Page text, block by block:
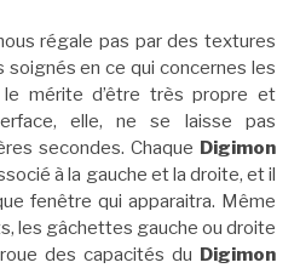
régale pas par des textures
en ce qui concernes les
mérite d’être très propre et
elle, ne se laisse pas
secondes. Chaque Digimon
à la gauche et la droite, et il
fenêtre qui apparaitra. Même
les gâchettes gauche ou droite
des capacités du Digimon